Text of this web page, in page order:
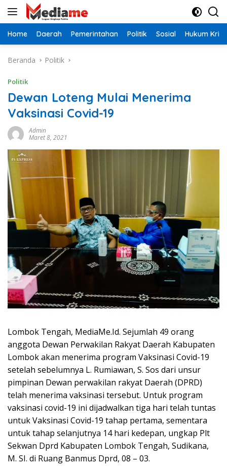
Langsung
Home Daerah Pemerintahan Politik Sosial Hukum
Beranda Politik
Politik
Dewan Loteng Mulai Menerima
Vaksinasi Covid-19
Admin
Maret 8, 2021
Lombok Tengah, MediaMe.Id. Sejumlah 49 orang
anggota Dewan Perwakilan Rakyat Daerah Kabupaten
Lombok akan menerima program Vaksinasi Covid-19
setelah sebelumnya L. Rumiawan, S. Sos dari unsur
pimpinan Dewan perwakilan rakyat Daerah (DPRD)
telah menerima vaksinasi tersebut. Untuk program
vaksinasi covid-19 ini dijadwalkan tiga hari telah tuntas
untuk Vaksinasi Covid-19 tahap pertama, sementara
untuk tahap selanjutnya 14 hari kedepan, ungkap Plt
Sekwan Dprd Kabupaten Lombok Tengah, Sudikana,
M. SI. di Ruang Banmus Dprd, 08 – 03.